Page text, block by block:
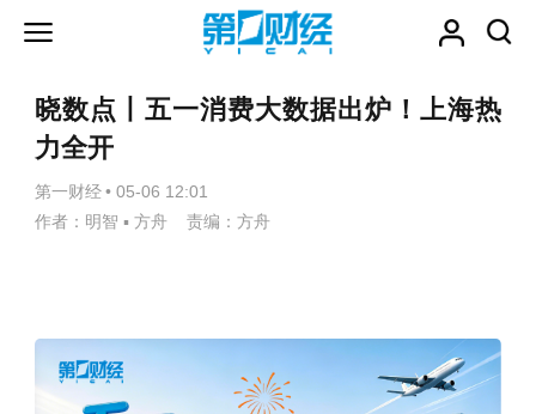
晓数点丨五一消费大数据出炉！上海热
力全开
第一财经 • 05-06 12:01
作者：明智 ▪ 方舟 责编：方舟